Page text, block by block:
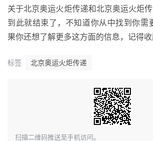
关于北京奥运火炬传递和北京奥运火炬
到此就结束了，不知道你从中找到你需
果你还想了解更多这方面的信息，记得收
标签 北京奥运火炬传递
​扫描二维码推送至手机访问。